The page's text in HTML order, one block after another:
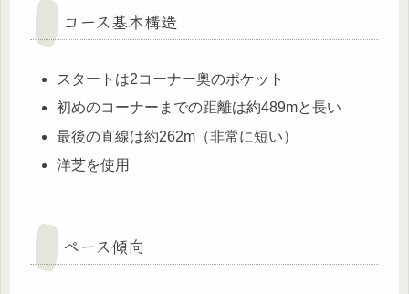
コース基本構造
スタートは2コーナー奥のポケット
初めのコーナーまでの距離は約489mと長い
最後の直線は約262m（非常に短い）
洋芝を使用
ペース傾向